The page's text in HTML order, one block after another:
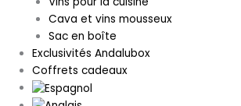
Cava et vins mousseux
Sac en boîte
Exclusivités Andalubox
Coffrets cadeaux